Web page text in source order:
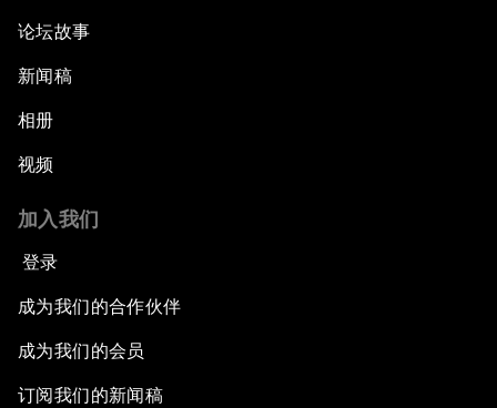
论坛故事
新闻稿
相册
视频
加入我们
登录
成为我们的合作伙伴
成为我们的会员
订阅我们的新闻稿